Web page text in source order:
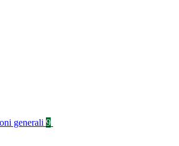
generali 9